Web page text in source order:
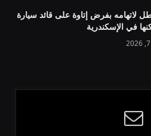
لاتهامه بفرض إتاوة على قائد سيارة
في الإسكندرية